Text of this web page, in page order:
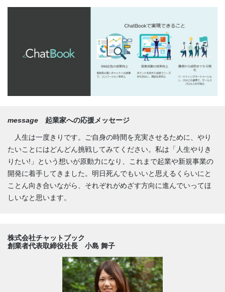
message 起業家への応援メッセージ
人生は一度きりです。ご自身の時間を充実させるために、やり
たいことにはどんどん挑戦してみてください。私は「人生やりき
りたい!」という想いが原動力になり、これまで起業や新規事業の
開発に着手してきました。明日死んでもいいと思えるくらいにと
ことん向き合いながら、それぞれがめざす方向に進んでいってほ
しいなと思います。
株式会社チャットブック
創業者代表取締役社長 小島 舞子